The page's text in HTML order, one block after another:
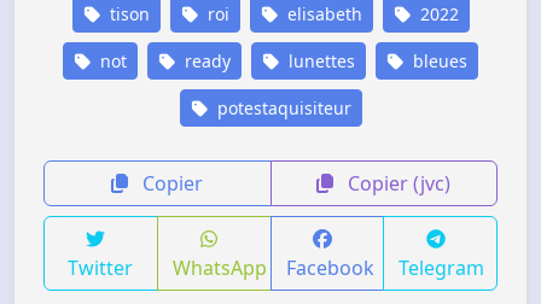
tison roi elisabeth 2022
not ready lunettes bleues
potestaquisiteur
Copier Copier (jvc)
Twitter WhatsApp Facebook Telegram